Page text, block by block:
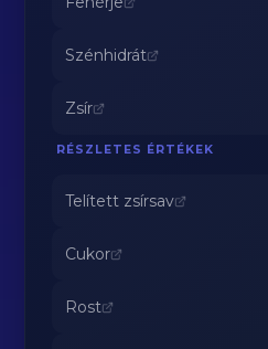
Szénhidrát
Zsír
RÉSZLETES ÉRTÉKEK
Telített zsírsav
Cukor
Rost